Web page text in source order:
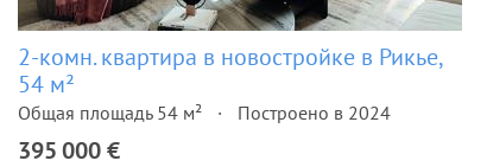
2-комн. квартира в новостройке в Рикье,
54 м²
Общая площадь 54 м² Построено в 2024
395 000 €